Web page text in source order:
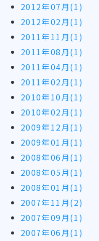
2012年07月(1)
2012年02月(1)
2011年11月(1)
2011年08月(1)
2011年04月(1)
2011年02月(1)
2010年10月(1)
2010年02月(1)
2009年12月(1)
2009年01月(1)
2008年06月(1)
2008年05月(1)
2008年01月(1)
2007年11月(2)
2007年09月(1)
2007年06月(1)